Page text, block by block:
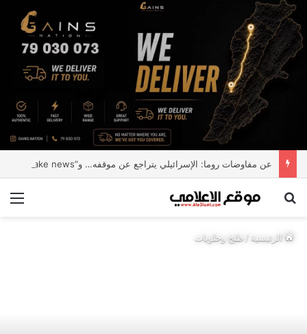
عن مفاوضات روما: الإسرائيلي يتراجع عن موقفه… و”Fake news”
بحث عن
الرئيسية/طبخ وحلويات